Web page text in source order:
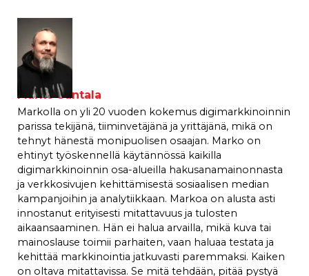
Marko Santala
Markolla on yli 20 vuoden kokemus digimarkkinoinnin
parissa tekijänä, tiiminvetäjänä ja yrittäjänä, mikä on
tehnyt hänestä monipuolisen osaajan. Marko on
ehtinyt työskennellä käytännössä kaikilla
digimarkkinoinnin osa-alueilla hakusanamainonnasta
ja verkkosivujen kehittämisestä sosiaalisen median
kampanjoihin ja analytiikkaan. Markoa on alusta asti
innostanut erityisesti mitattavuus ja tulosten
aikaansaaminen. Hän ei halua arvailla, mikä kuva tai
mainoslause toimii parhaiten, vaan haluaa testata ja
kehittää markkinointia jatkuvasti paremmaksi. Kaiken
on oltava mitattavissa. Se mitä tehdään, pitää pystyä